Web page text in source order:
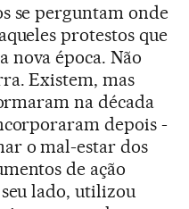
se perguntam onde
protestos que
nova época. Não
Existem, mas
na década
depois -
o mal-estar dos
de ação
lado, utilizou